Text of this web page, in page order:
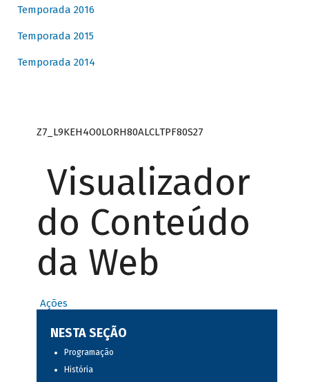
Temporada 2016
Temporada 2015
Temporada 2014
Z7_L9KEH4O0LORH80ALCLTPF80S27
Visualizador
do Conteúdo
da Web
Ações
NESTA SEÇÃO
Programação
História